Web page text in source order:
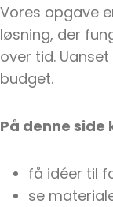
Vores opgave
løsning, der
over tid.
budget.
På denne side
få idéer til
se